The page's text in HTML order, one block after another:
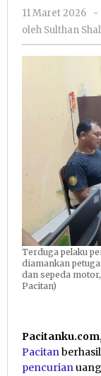
Pacitan
Nekat
Gasak
Toko
11 Maret 2026 -
oleh Sulthan
Terduga pelaku
diamankan
dan sepeda
Pacitan)
Pacitan
pencurian